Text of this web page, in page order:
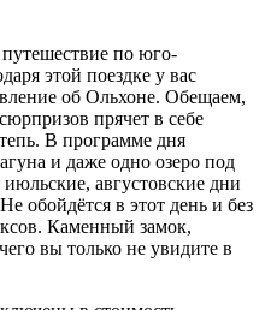
путешествие по юго-
этой поездке у вас
об Ольхоне. Обещаем,
прячет в себе
В программе дня
и даже одно озеро под
августовские дни
обойдётся в этот день и без
Каменный замок,
вы только не увидите в